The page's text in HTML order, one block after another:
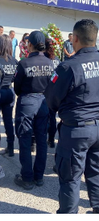
regiones del
de paquetes
conocerá al
arranca